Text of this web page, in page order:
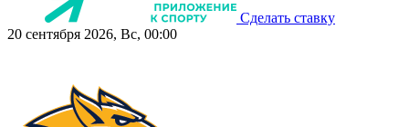
Сделать ставку
20 сентября 2026, Вс, 00:00